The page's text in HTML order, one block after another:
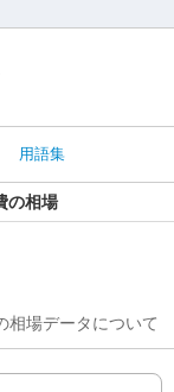
用語集
の相場
場データについて